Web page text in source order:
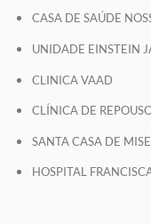
CASA DE SAÚDE
UNIDADE EINSTEIN
CLINICA VAAD
CLÍNICA DE
SANTA CASA DE
HOSPITAL